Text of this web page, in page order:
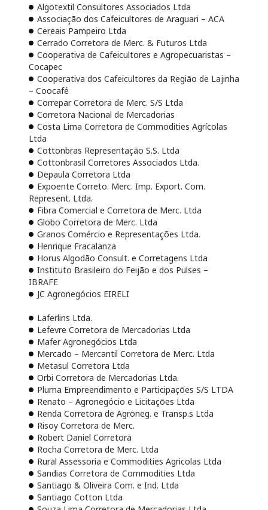
Algotextil Consultores Associados Ltda
Associação dos Cafeicultores de Araguari – ACA
Cereais Pampeiro Ltda
Cerrado Corretora de Merc. & Futuros Ltda
Cooperativa de Cafeicultores e Agropecuaristas –
Cocapec
Cooperativa dos Cafeicultores da Região de Lajinha
– Coocafé
Correpar Corretora de Merc. S/S Ltda
Corretora Nacional de Mercadorias
Costa Lima Corretora de Commodities Agrícolas
Ltda
Cottonbras Representação S.S. Ltda
Cottonbrasil Corretores Associados Ltda.
Depaula Corretora Ltda
Expoente Correto. Merc. Imp. Export. Com.
Represent. Ltda.
Fibra Comercial e Corretora de Merc. Ltda
Globo Corretora de Merc. Ltda
Granos Comércio e Representações Ltda.
Henrique Fracalanza
Horus Algodão Consult. e Corretagens Ltda
Instituto Brasileiro do Feijão e dos Pulses –
IBRAFE
JC Agronegócios EIRELI
Laferlins Ltda.
Lefevre Corretora de Mercadorias Ltda
Mafer Agronegócios Ltda
Mercado – Mercantil Corretora de Merc. Ltda
Metasul Corretora Ltda
Orbi Corretora de Mercadorias Ltda.
Pluma Empreendimento e Participações S/S LTDA
Renato – Agronegócio e Licitações Ltda
Renda Corretora de Agroneg. e Transp.s Ltda
Risoy Corretora de Merc.
Robert Daniel Corretora
Rocha Corretora de Merc. Ltda
Rural Assessoria e Commodities Agricolas Ltda
Sandias Corretora de Commodities Ltda
Santiago & Oliveira Com. e Ind. Ltda
Santiago Cotton Ltda